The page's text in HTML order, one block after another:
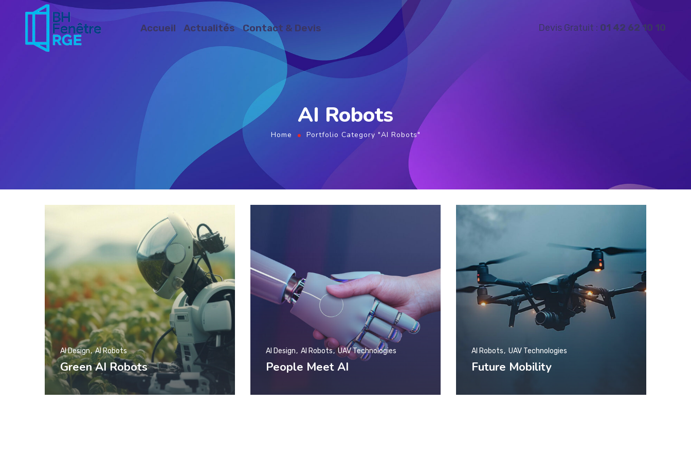
Accueil Actualités Contact & Devis Devis Gratuit : 01 42 62 10 10
AI Robots
Home Portfolio Category "AI Robots"
Green AI Robots
AI Design AI Robots
People Meet AI
AI Design AI Robots UAV Technologies
Future Mobility
AI Robots UAV Technologies